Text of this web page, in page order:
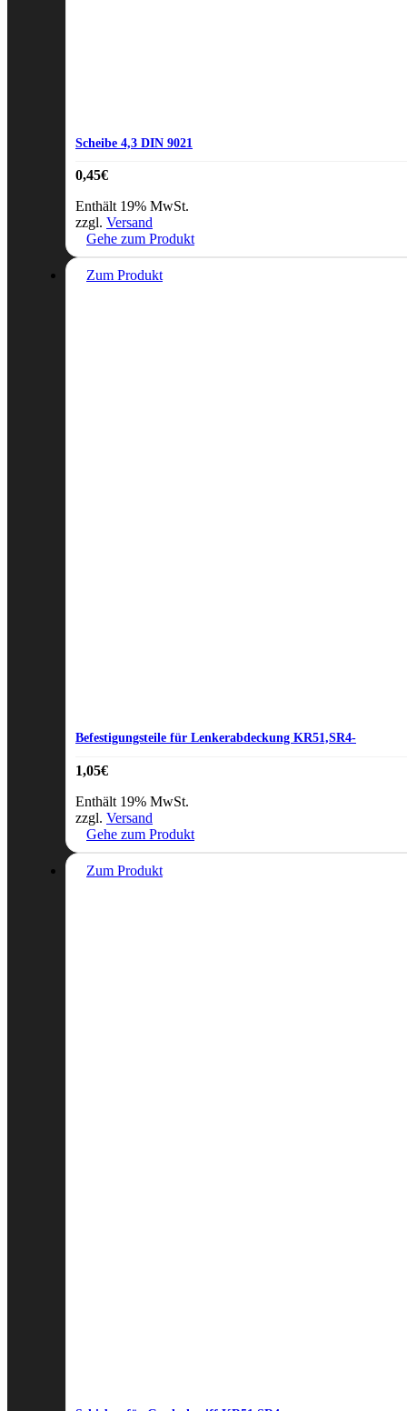
Scheibe 4,3 DIN 9021
0,45€
Enthält 19% MwSt.
zzgl. Versand
Gehe zum Produkt
Zum Produkt
Befestigungsteile für Lenkerabdeckung KR51,SR4-
1,05€
Enthält 19% MwSt.
zzgl. Versand
Gehe zum Produkt
Zum Produkt